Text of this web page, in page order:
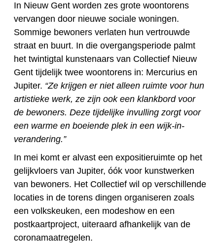
In Nieuw Gent worden zes grote woontorens
vervangen door nieuwe sociale woningen.
Sommige bewoners verlaten hun vertrouwde
straat en buurt. In die overgangsperiode palmt
het twintigtal kunstenaars van Collectief Nieuw
Gent tijdelijk twee woontorens in: Mercurius en
Jupiter. “Ze krijgen er niet alleen ruimte voor hun
artistieke werk, ze zijn ook een klankbord voor
de bewoners. Deze tijdelijke invulling zorgt voor
een warme en boeiende plek in een wijk-in-
verandering.”
In mei komt er alvast een expositieruimte op het
gelijkvloers van Jupiter, óók voor kunstwerken
van bewoners. Het Collectief wil op verschillende
locaties in de torens dingen organiseren zoals
een volkskeuken, een modeshow en een
postkaartproject, uiteraard afhankelijk van de
coronamaatregelen.